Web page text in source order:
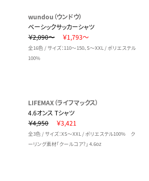
wundou（ウンドウ）
ベーシックサッカーシャツ
￥2,090～
￥1,793～
全16色 / サイズ：110～150、S～XXL / ポリエステル
100%
LIFEMAX（ライフマックス）
4.6オンス Tシャツ
￥4,950
￥3,421
全3色 / サイズ：XS～XXL / ポリエステル100% ク
ーリング素材「クールコア?」 4.6oz